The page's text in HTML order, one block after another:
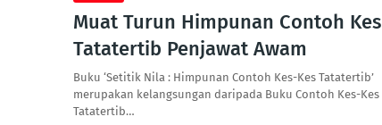
Muat Turun Himpunan Contoh Kes
Tatatertib Penjawat Awam
Buku ‘Setitik Nila : Himpunan Contoh Kes-Kes Tatatertib’
merupakan kelangsungan daripada Buku Contoh Kes-Kes
Tatatertib…